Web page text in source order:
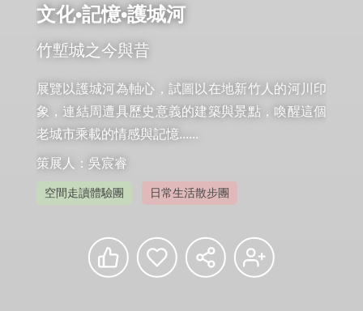
文化•記憶•護城河
竹塹城之今與昔
展覽以護城河為軸心，試圖以在地新竹人的河川印
象，連結周遭具歷史意義的建築與景點，喚醒這個
老城市乘載的情感與記憶......
策展人：吳宸睿
空間走讀體驗團 日常生活散步團